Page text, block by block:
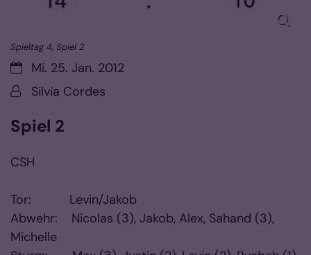
Spieltag 4, Spiel 2
Datum:Mi. 25. Jan. 2012
Von:Silvia Cordes
Spiel 2
CSH
Tor: Levin/Jakob
Abwehr: Nicolas (3), Jakob, Alex, Sahand (3),
Michelle